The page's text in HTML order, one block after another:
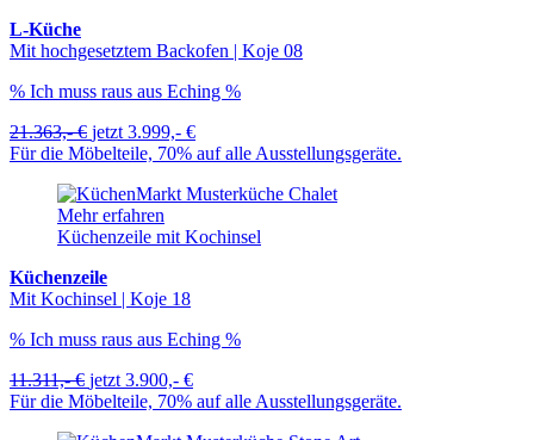
L-Küche
Mit hochgesetztem Backofen | Koje 08
% Ich muss raus aus Eching %
21.363,- € jetzt 3.999,- €
Für die Möbelteile, 70% auf alle Ausstellungsgeräte.
Mehr erfahren
Küchenzeile mit Kochinsel
Küchenzeile
Mit Kochinsel | Koje 18
% Ich muss raus aus Eching %
11.311,- € jetzt 3.900,- €
Für die Möbelteile, 70% auf alle Ausstellungsgeräte.